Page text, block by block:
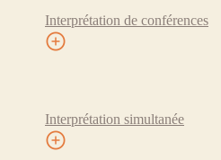
Interprétation de conférences
Interprétation simultanée